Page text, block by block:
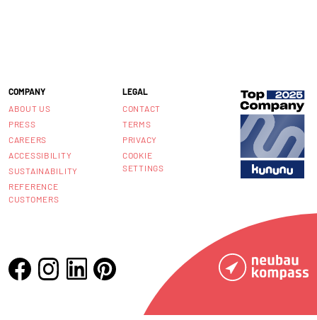
COMPANY
ABOUT US
PRESS
CAREERS
ACCESSIBILITY
SUSTAINABILITY
REFERENCE
CUSTOMERS
LEGAL
CONTACT
TERMS
PRIVACY
COOKIE
SETTINGS